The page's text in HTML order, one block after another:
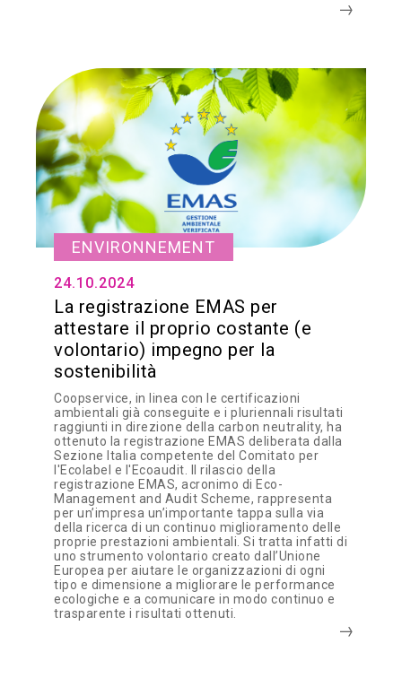
ENVIRONNEMENT
24.10.2024
La registrazione EMAS per
attestare il proprio costante (e
volontario) impegno per la
sostenibilità
Coopservice, in linea con le certificazioni
ambientali già conseguite e i pluriennali risultati
raggiunti in direzione della carbon neutrality, ha
ottenuto la registrazione EMAS deliberata dalla
Sezione Italia competente del Comitato per
l'Ecolabel e l'Ecoaudit. Il rilascio della
registrazione EMAS, acronimo di Eco-
Management and Audit Scheme, rappresenta
per un’impresa un’importante tappa sulla via
della ricerca di un continuo miglioramento delle
proprie prestazioni ambientali. Si tratta infatti di
uno strumento volontario creato dall’Unione
Europea per aiutare le organizzazioni di ogni
tipo e dimensione a migliorare le performance
ecologiche e a comunicare in modo continuo e
trasparente i risultati ottenuti.